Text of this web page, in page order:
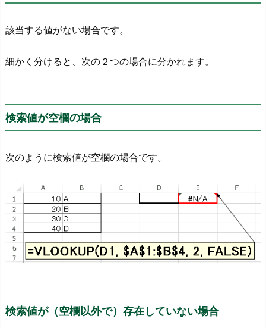
該当する値がない場合です。
細かく分けると、次の２つの場合に分かれます。
検索値が空欄の場合
次のように検索値が空欄の場合です。
検索値が（空欄以外で）存在していない場合